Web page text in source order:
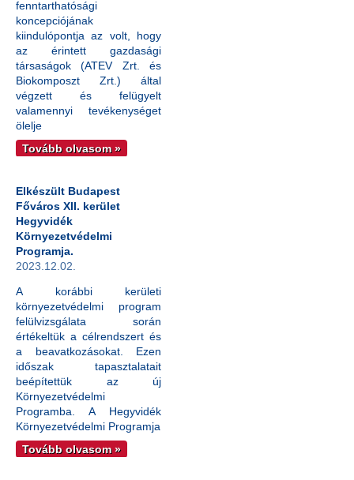
fenntarthatósági
koncepciójának
kiindulópontja az volt, hogy
az érintett gazdasági
társaságok (ATEV Zrt. és
Biokomposzt Zrt.) által
végzett és felügyelt
valamennyi tevékenységet
ölelje
Tovább olvasom »
Elkészült Budapest
Főváros XII. kerület
Hegyvidék
Környezetvédelmi
Programja.
2023.12.02.
A korábbi kerületi
környezetvédelmi program
felülvizsgálata során
értékeltük a célrendszert és
a beavatkozásokat. Ezen
időszak tapasztalatait
beépítettük az új
Környezetvédelmi
Programba. A Hegyvidék
Környezetvédelmi Programja
Tovább olvasom »